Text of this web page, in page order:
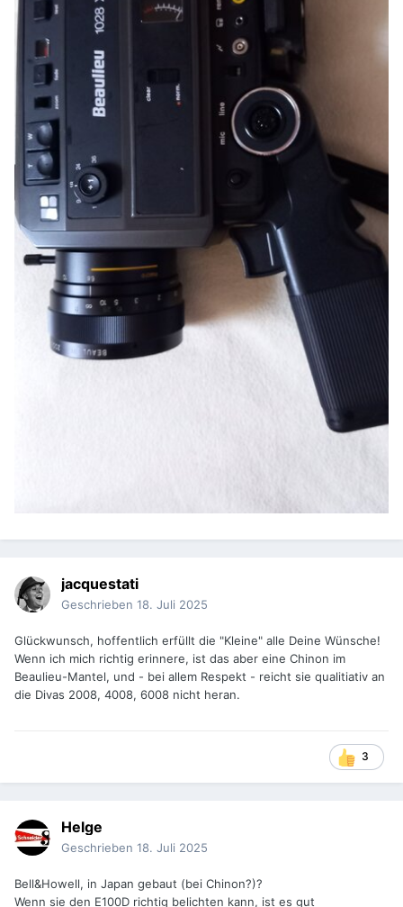
jacquestati
Geschrieben 18. Juli 2025
Glückwunsch, hoffentlich erfüllt die "Kleine" alle Deine Wünsche!
Wenn ich mich richtig erinnere, ist das aber eine Chinon im
Beaulieu-Mantel, und - bei allem Respekt - reicht sie qualitiativ an
die Divas 2008, 4008, 6008 nicht heran.
3
Helge
Geschrieben 18. Juli 2025
Bell&Howell, in Japan gebaut (bei Chinon?)?
Wenn sie den E100D richtig belichten kann, ist es gut